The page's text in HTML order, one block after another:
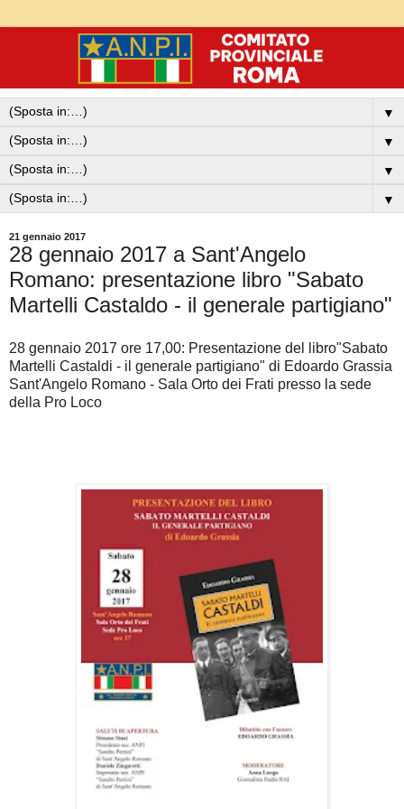
▼
▼
▼
▼
21 gennaio 2017
28 gennaio 2017 a Sant'Angelo
Romano: presentazione libro "Sabato
Martelli Castaldo - il generale partigiano"
28 gennaio 2017 ore 17,00: Presentazione del libro"Sabato
Martelli Castaldi - il generale partigiano" di Edoardo Grassia
Sant'Angelo Romano - Sala Orto dei Frati presso la sede
della Pro Loco